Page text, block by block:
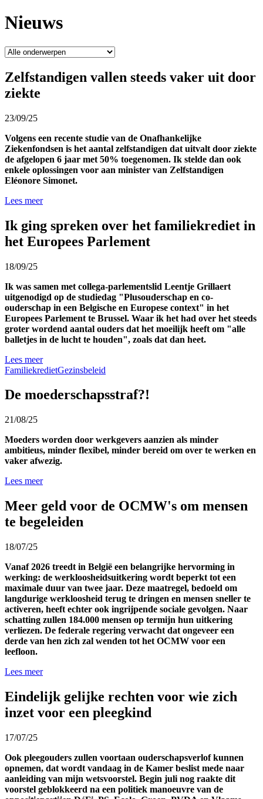
Nieuws
Zelfstandigen vallen steeds vaker uit door
ziekte
23/09/25
Volgens een recente studie van de Onafhankelijke
Ziekenfondsen is het aantal zelfstandigen dat uitvalt door ziekte
de afgelopen 6 jaar met 50% toegenomen. Ik stelde dan ook
enkele oplossingen voor aan minister van Zelfstandigen
Eléonore Simonet.
Lees meer
Ik ging spreken over het familiekrediet in
het Europees Parlement
18/09/25
Ik was samen met collega-parlementslid Leentje Grillaert
uitgenodigd op de studiedag "Plusouderschap en co-
ouderschap in een Belgische en Europese context" in het
Europees Parlement te Brussel. Waar ik het had over het steeds
groter wordend aantal ouders dat het moeilijk heeft om "alle
balletjes in de lucht te houden", zoals dat dan heet.
Lees meer
FamiliekredietGezinsbeleid
De moederschapsstraf?!
21/08/25
Moeders worden door werkgevers aanzien als minder
ambitieus, minder flexibel, minder bereid om over te werken en
vaker afwezig.
Lees meer
Meer geld voor de OCMW's om mensen
te begeleiden
18/07/25
Vanaf 2026 treedt in België een belangrijke hervorming in
werking: de werkloosheidsuitkering wordt beperkt tot een
maximale duur van twee jaar. Deze maatregel, bedoeld om
langdurige werkloosheid terug te dringen en mensen sneller te
activeren, heeft echter ook ingrijpende sociale gevolgen. Naar
schatting zullen 184.000 mensen op termijn hun uitkering
verliezen. De federale regering verwacht dat ongeveer een
derde van hen zich zal wenden tot het OCMW voor een
leefloon.
Lees meer
Eindelijk gelijke rechten voor wie zich
inzet voor een pleegkind
17/07/25
Ook pleegouders zullen voortaan ouderschapsverlof kunnen
opnemen, dat wordt vandaag in de Kamer beslist mede naar
aanleiding van mijn wetsvoorstel. Begin juli nog raakte dit
voorstel geblokkeerd na een politiek manoeuvre van de